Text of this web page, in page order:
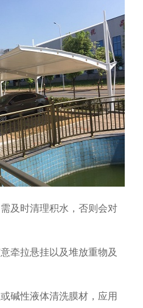
及时清理积水，否则会对
牵拉悬挂以及堆放重物及
碱性液体清洗膜材，应用